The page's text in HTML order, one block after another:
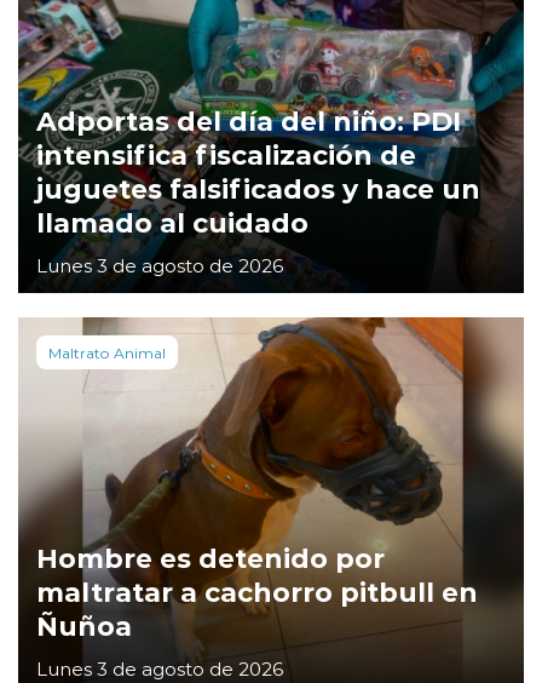
Adportas del día del niño: PDI
intensifica fiscalización de
juguetes falsificados y hace un
llamado al cuidado
Lunes 3 de agosto de 2026
Maltrato Animal
Hombre es detenido por
maltratar a cachorro pitbull en
Ñuñoa
Lunes 3 de agosto de 2026